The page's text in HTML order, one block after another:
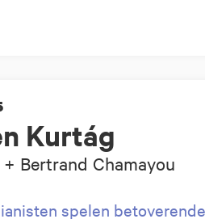
Kurtág
Bertrand Chamayou
spelen